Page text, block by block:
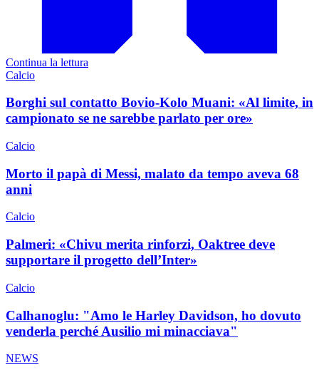
Continua la lettura
Calcio
Borghi sul contatto Bovio-Kolo Muani: «Al limite, in
campionato se ne sarebbe parlato per ore»
Calcio
Morto il papà di Messi, malato da tempo aveva 68
anni
Calcio
Palmeri: «Chivu merita rinforzi, Oaktree deve
supportare il progetto dell’Inter»
Calcio
Calhanoglu: "Amo le Harley Davidson, ho dovuto
venderla perché Ausilio mi minacciava"
NEWS